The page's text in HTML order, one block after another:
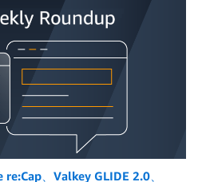
、Valkey GLIDE 2.0、